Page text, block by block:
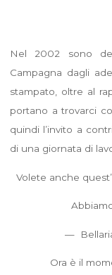
Nel 2002 sono
Campagna dagli
stampato, oltre al
portano a trovarci
quindi l’invito a
di una giornata di
Volete anche
—
Ora è il